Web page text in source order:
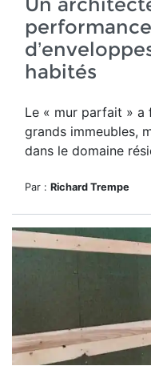
habités
Le « mur parfait » a
grands immeubles,
dans le domaine
Par : Richard Trempe